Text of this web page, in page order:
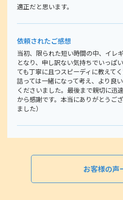
適正だと思います。
依頼されたご感想
当初、限られた短い時間の中、イレ
となり、申し訳ない気持ちでいっ
ても丁寧に且つスピーディに教えて
詰っては一緒になって考え、より良
くださいました。最後まで親切に迅
から感謝です。本当にありがとうご
ました）
お客様の声